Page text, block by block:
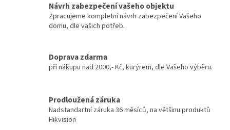
Návrh zabezpečení vašeho objektu
Zpracujeme kompletní návrh zabezpečení Vašeho
domu, dle vašich potřeb.
Doprava zdarma
při nákupu nad 2000,- Kč, kurýrem, dle Vašeho výběru.
Prodloužená záruka
Nadstandartní záruka 36 měsíců, na většinu produktů
Hikvision